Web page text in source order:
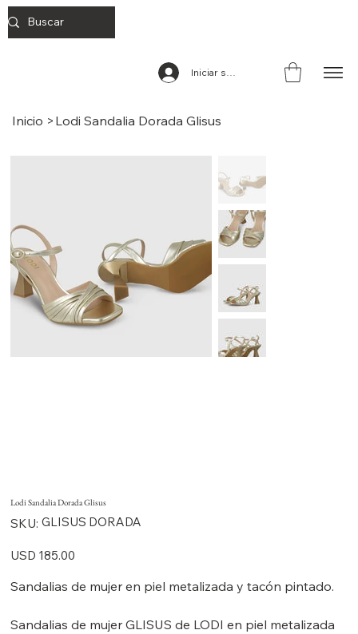
Iniciar sesión
Inicio > Lodi Sandalia Dorada Glisus
Lodi Sandalia Dorada Glisus
SKU: SKU
GLISUS
GLISUS DORADA
Precio
USD 185.00
Sandalias de mujer en piel metalizada y tacón pintado.
Sandalias de mujer GLISUS de LODI en piel metalizada